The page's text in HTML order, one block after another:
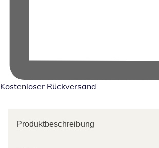
Kostenloser Rückversand
Produktbeschreibung